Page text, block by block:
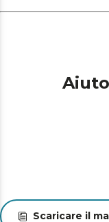
Scaricare il